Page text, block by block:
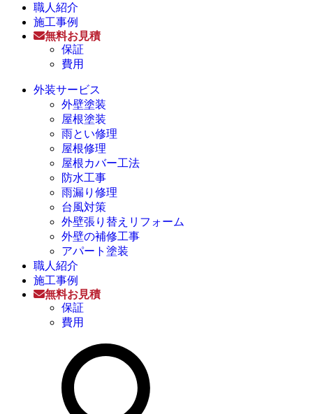
職人紹介
施工事例
無料お見積
保証
費用
外装サービス
外壁塗装
屋根塗装
雨とい修理
屋根修理
屋根カバー工法
防水工事
雨漏り修理
台風対策
外壁張り替えリフォーム
外壁の補修工事
アパート塗装
職人紹介
施工事例
無料お見積
保証
費用